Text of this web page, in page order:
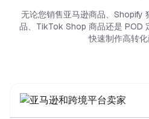
无论您销售亚马逊商品、Shopify
品、TikTok Shop 商品还是 POD
快速制作高转化